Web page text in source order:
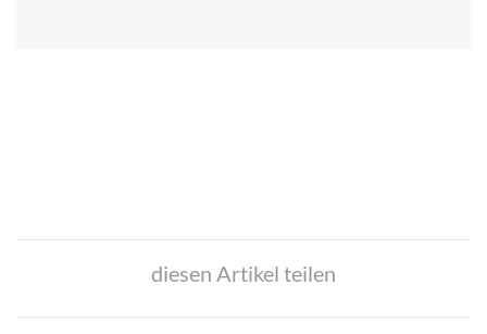
diesen Artikel teilen